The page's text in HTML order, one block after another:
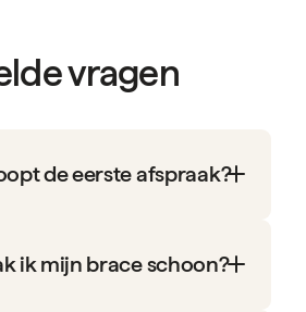
vragen
de eerste afspraak?
ik mijn brace schoon?